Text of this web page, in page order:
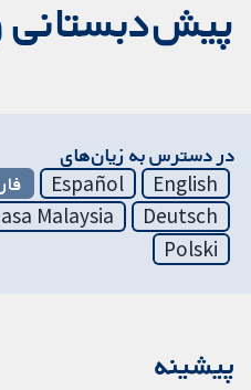
پیش‌دبستانی
در دسترس به زیان‌های
English
Español
Deutsch
Malaysia
Polski
پیشینه